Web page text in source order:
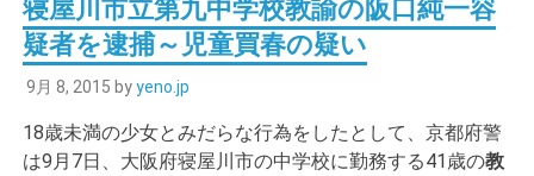
寝屋川市立第九中学校教諭の阪口純一容
疑者を逮捕～児童買春の疑い
9月 8, 2015 byyeno.jp
18歳未満の少女とみだらな行為をしたとして、京都府警
は9月7日、大阪府寝屋川市の中学校に勤務する41歳の教